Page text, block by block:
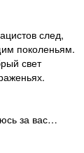
след,
поколеньям.
свет
за вас…